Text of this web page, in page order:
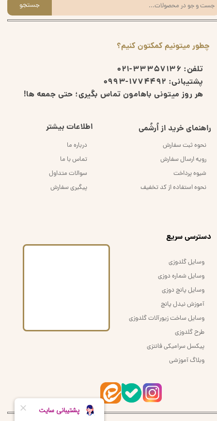
چطور میتونیم کمکتون کنیم؟
تلفن: 33357136-021
پشتیبانی: 1774492-0993
هر روز میتونی باهامون تماس بگیری؛ حتی جمعه ها!
راهنمای خرید از اُرشُمی
نحوه ثبت سفارش
رویه ارسال سفارش
شیوه پرداخت
نحوه استفاده از کد تخفیف
اطلاعات بیشتر
درباره ما
تماس با ما
سوالات متداول
پیگیری سفارش
جستجو
​دسترسی سریع
وسایل گلدوزی
وسایل شماره دوزی
وسایل پانچ دوزی
آموزش نیدل پانچ
وسایل ساخت زیورآلات گلدوزی
طرح گلدوزی
پیکسل سرامیکی فانتزی
وبلاگ آموزشی